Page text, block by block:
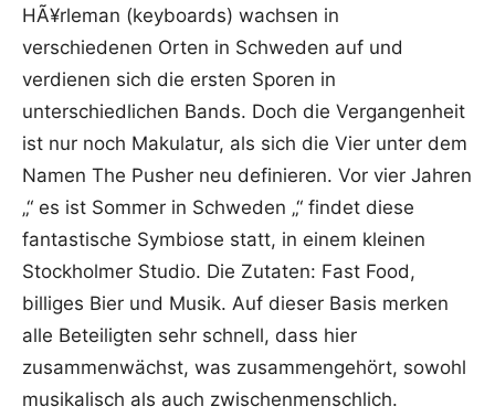
HÃ¥rleman (keyboards) wachsen in
verschiedenen Orten in Schweden auf und
verdienen sich die ersten Sporen in
unterschiedlichen Bands. Doch die Vergangenheit
ist nur noch Makulatur, als sich die Vier unter dem
Namen The Pusher neu definieren. Vor vier Jahren
„“ es ist Sommer in Schweden „“ findet diese
fantastische Symbiose statt, in einem kleinen
Stockholmer Studio. Die Zutaten: Fast Food,
billiges Bier und Musik. Auf dieser Basis merken
alle Beteiligten sehr schnell, dass hier
zusammenwächst, was zusammengehört, sowohl
musikalisch als auch zwischenmenschlich.